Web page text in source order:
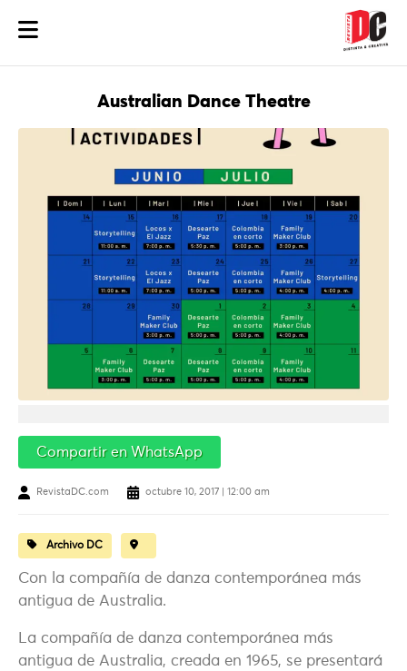
Australian Dance Theatre
Compartir en WhatsApp
RevistaDC.com octubre 10, 2017 | 12:00 am
Archivo DC
Con la compañía de danza contemporánea más
antigua de Australia.
La compañía de danza contemporánea más
antigua de Australia, creada en 1965, se presentará